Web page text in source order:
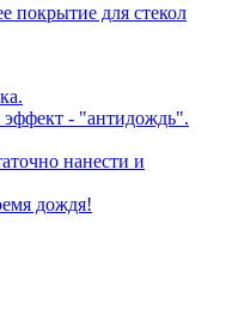
покрытие для стекол
- "антидождь".
нанести и
дождя!